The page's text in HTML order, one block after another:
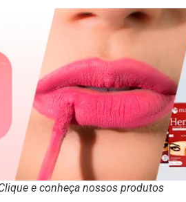
e conheça nossos produtos